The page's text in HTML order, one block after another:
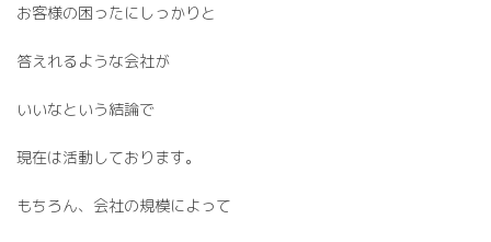
お客様の困ったにしっかりと
答えれるような会社が
いいなという結論で
現在は活動しております。
もちろん、会社の規模によって